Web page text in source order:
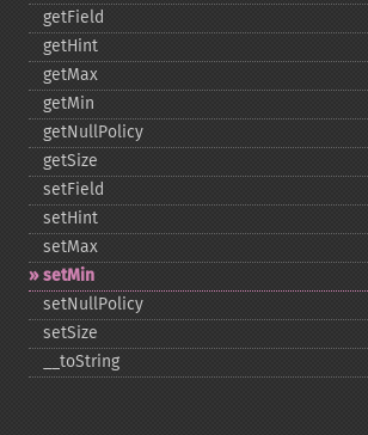
getField
getHint
getMax
getMin
getNullPolicy
getSize
setField
setHint
setMax
setMin
setNullPolicy
setSize
_​_​toString